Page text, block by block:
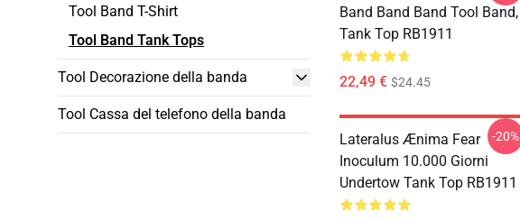
Tool Band T-Shirt
Tool Band Tank Tops
Tool Decorazione della banda
Tool Cassa del telefono della banda
Band Band Band Tool Band,
Tank Top RB1911
22,49 € $24.45
Lateralus Ænima Fear
Inoculum 10.000 Giorni
Undertow Tank Top RB1911
-20%